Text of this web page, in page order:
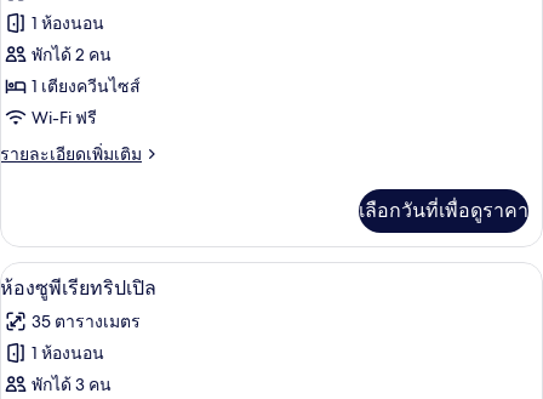
วิว
สวน
ของ
ห้อง
จู
เนียร์
1 ห้องนอน
พักได้ 2 คน
1 เตียงควีนไซส์
Wi-Fi ฟรี
รายละเอียดเพิ่มเติม
ราย
เกี่ยว
กับ
ห้อง
เนียร์
เลือกวันที่เพื่อดูราคา
เปิด
ภาพถ่าย
ทั้งหมด
ของ
เครื่องนอนระดับพรีเมียม, เตียงพร้อม
4
ห้องซูพีเรียทริปเปิล
35 ตารางเมตร
1 ห้องนอน
พักได้ 3 คน